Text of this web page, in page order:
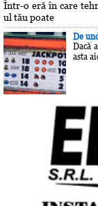
Într-o eră în care
ul tău poate
De
Dacă
asta